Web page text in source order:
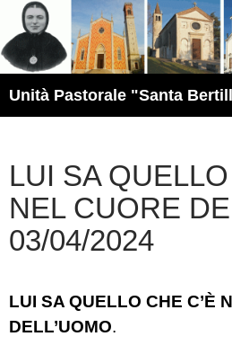
contenuto
LUI SA
NEL CUORE
03/04/2024
LUI SA QUELLO CHE C’È
DELL’UOMO.